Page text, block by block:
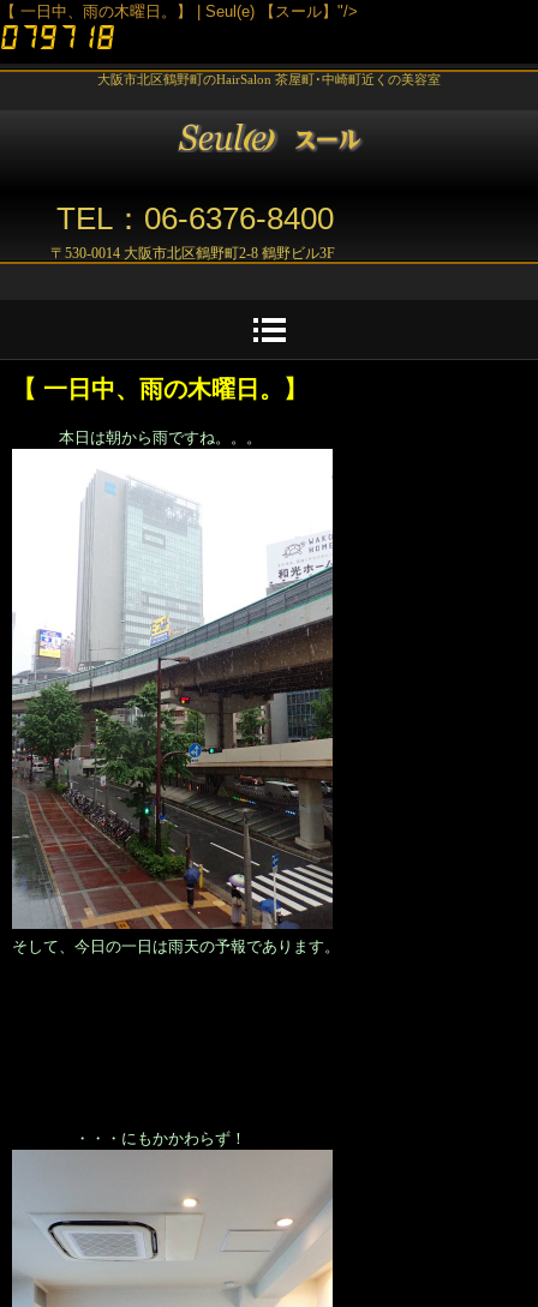
【 一日中、雨の木曜日。】 | Seul(e) 【スール】"/>
大阪市北区鶴野町のHairSalon 茶屋町･中崎町近くの美容室
TEL：06-6376-8400
〒530-0014 大阪市北区鶴野町2-8 鶴野ビル3F
【 一日中、雨の木曜日。】
本日は朝から雨ですね。。。
そして、今日の一日は雨天の予報であります。
・・・にもかかわらず！